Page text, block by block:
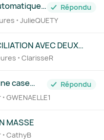
traitée
Répondu
JulieQUETY
AVEC DEUX
ClarisseR
case
Répondu
GWENAELLE1
MASSE
CathyB